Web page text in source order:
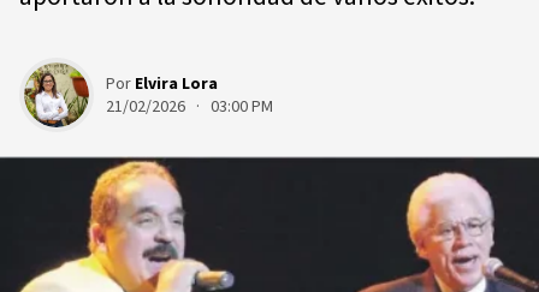
Por Elvira Lora
21/02/2026 · 03:00 PM